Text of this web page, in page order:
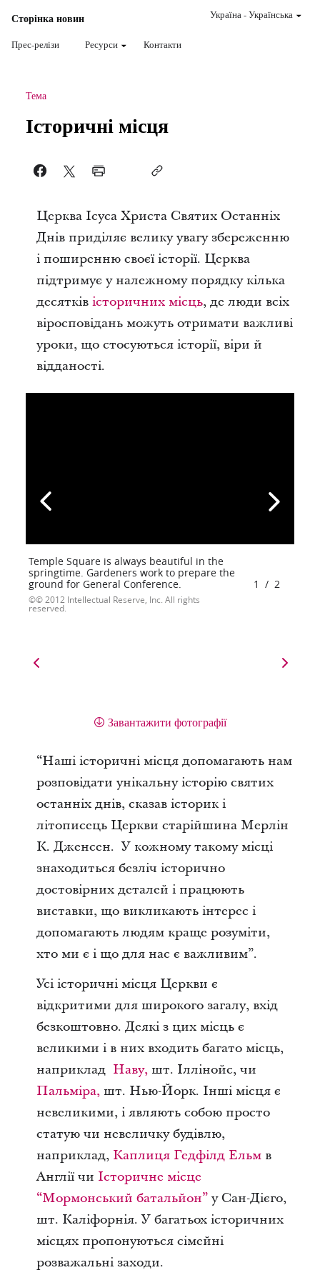
Сторінка новин
Прес-релізи Ресурси Контакти
Україна-Українська
Тема
Історичні місця
Церква Ісуса Христа Святих Останніх
Днів приділяє велику увагу збереженню
і поширенню своєї історії. Церква
підтримує у належному порядку кілька
десятків історичних місць, де люди всіх
віросповідань можуть отримати важливі
уроки, що стосуються історії, віри й
відданості.
Temple Square is always beautiful in the
springtime. Gardeners work to prepare the
ground for General Conference.
© 2012 Intellectual Reserve, Inc. All rights
reserved.
1 / 2
Завантажити фотографії
“Наші історичні місця допомагають нам
розповідати унікальну історію святих
останніх днів, сказав історик і
літописець Церкви старійшина Мерлін
К. Дженсен. У кожному такому місці
знаходиться безліч історично
достовірних деталей і працюють
виставки, що викликають інтерес і
допомагають людям краще розуміти,
хто ми є і що для нас є важливим”.
Усі історичні місця Церкви є
відкритими для широкого загалу, вхід
безкоштовно. Деякі з цих місць є
великими і в них входить багато місць,
наприклад Наву,шт. Іллінойс, чи
Пальміра,шт. Нью-Йорк. Інші місця є
невеликими, і являють собою просто
статую чи невеличку будівлю,
наприклад, Каплиця Гедфілд Ельмв
Англії чи Історичне місце
“Мормонський батальйон”у Сан-Дієго,
шт. Каліфорнія. У багатьох історичних
місцях пропонуються сімейні
розважальні заходи.